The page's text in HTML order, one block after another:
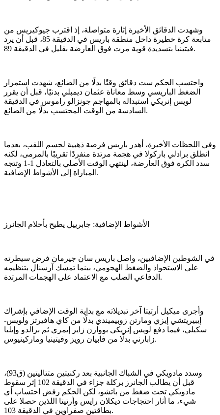
وشهدت الدقائق الأخيرة إثارة متواصلة، إذ اقترب جيوكيريس من
متابعة كرة خطيرة داخل منطقة باريس في الدقيقة 85، قبل أن يرد
فيتينيا بتسديدة قوية مرت فوق العارضة بقليل في الدقيقة 89.
واحتسب الحكم ست دقائق وقتًا بدلًا من الضائع، شهدت استمرار
الضغط الباريسي وسط معاناة عثمان ديمبلي بدنيًا، قبل أن يقرر
لويس إنريكي استبداله بالمهاجم جونزالو راموس في الدقيقة
السادسة من الوقت المحتسب بدلًا من الضائع.
وفي اللحظات الأخيرة، أهدر باريس فرصة ذهبية لحسم اللقب، بعدما
انطلق برادلي باركولا في هجمة مرتدة منفردًا تقريبًا بالمرمى، لكنه
سدد الكرة فوق العارضة، لينتهي الوقت الأصلي بالتعادل 1-1 وتتجه
المباراة إلى الأشواط الإضافية.
الأشواط الإضافية: جابرييل يطيح بأحلام الجانرز
في الشوطين الإضافيين، واصل باريس سان جيرمان فرض سيطرته
على الاستحواذ والضغط الهجومي، بينما تمسك آرسنال بتنظيمه
الدفاعي الصلب مع الاعتماد على الهجمات المرتدة.
وأجرى ميكيل أرتيتا آخر تبديلاته مع بداية الوقت الإضافي بإشراك
إيبيريتشي إيزي ومارتن زوبيميندي بدلًا من كاي هافيرتز ولويس-
سكيلي، فيما دفع لويس إنريكي بووارن زاير إيمري ثم برالدو وإيليا
زابارني بدلًا من فابيان رويز وفيتينيا وماركينيوس.
وسدد مادويكي في الشباك الجانبية بعد ركنيتين متتاليتين (ق93)،
قبل أن يطالب الجانرز بركلة جزاء في الدقيقة 102 إثر سقوط
مادويكي تحت ضغط من باتشو، لكن الحكم رفض احتساب أي
شيء، ما أثار احتجاجات ديكلان رايس وأرتيتا اللذين حصلا على
بطاقتين صفراوين في الدقيقة 103.